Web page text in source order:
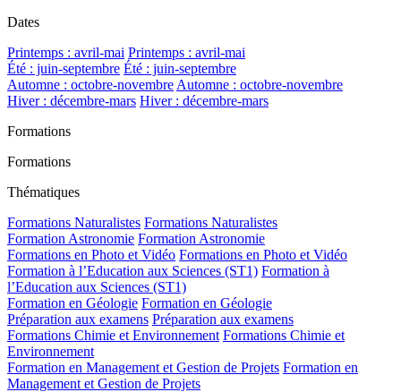
Dates
Printemps : avril-mai Printemps : avril-mai
Été : juin-septembre Été : juin-septembre
Automne : octobre-novembre Automne : octobre-novembre
Hiver : décembre-mars Hiver : décembre-mars
Formations
Formations
Thématiques
Formations Naturalistes Formations Naturalistes
Formation Astronomie Formation Astronomie
Formations en Photo et Vidéo Formations en Photo et Vidéo
Formation à l’Education aux Sciences (ST1) Formation à
l’Education aux Sciences (ST1)
Formation en Géologie Formation en Géologie
Préparation aux examens Préparation aux examens
Formations Chimie et Environnement Formations Chimie et
Environnement
Formation en Management et Gestion de Projets Formation en
Management et Gestion de Projets